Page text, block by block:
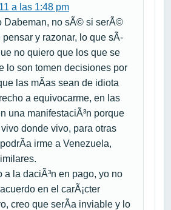
a las 1:48 pm
Dabeman, no sÃ© si serÃ©
pensar y razonar, lo que sÃ­
no quiero que los que se
lo son tomen decisiones por
las mÃ­as sean de idiota
a equivocarme, en las
una manifestaciÃ³n porque
donde vivo, para otras
irme a Venezuela,
a la daciÃ³n en pago, yo no
en el carÃ¡cter
creo que serÃ­a inviable y lo